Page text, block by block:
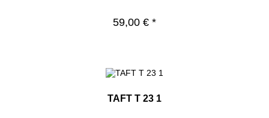
59,00 € *
TAFT T 23 1